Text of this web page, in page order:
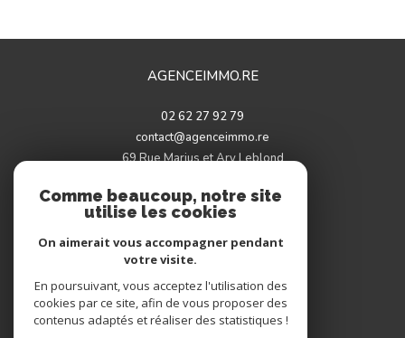
AGENCEIMMO.RE
02 62 27 92 79
contact@agenceimmo.re
69 Rue Marius et Ary Leblond
Adhérents
Comme beaucoup, notre site
utilise les cookies
On aimerait vous accompagner pendant
votre visite.
En poursuivant, vous acceptez l'utilisation des
cookies par ce site, afin de vous proposer des
contenus adaptés et réaliser des statistiques !